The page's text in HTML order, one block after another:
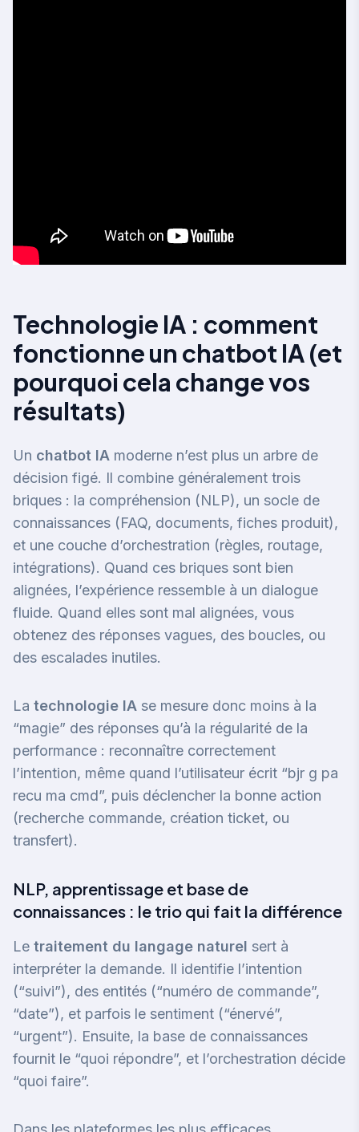
Technologie IA : comment
fonctionne un chatbot IA (et
pourquoi cela change vos
résultats)
Un chatbot IA moderne n’est plus un arbre de
décision figé. Il combine généralement trois
briques : la compréhension (NLP), un socle de
connaissances (FAQ, documents, fiches produit),
et une couche d’orchestration (règles, routage,
intégrations). Quand ces briques sont bien
alignées, l’expérience ressemble à un dialogue
fluide. Quand elles sont mal alignées, vous
obtenez des réponses vagues, des boucles, ou
des escalades inutiles.
La technologie IA se mesure donc moins à la
“magie” des réponses qu’à la régularité de la
performance : reconnaître correctement
l’intention, même quand l’utilisateur écrit “bjr g pa
recu ma cmd”, puis déclencher la bonne action
(recherche commande, création ticket, ou
transfert).
NLP, apprentissage et base de
connaissances : le trio qui fait la différence
Le traitement du langage naturel sert à
interpréter la demande. Il identifie l’intention
(“suivi”), des entités (“numéro de commande”,
“date”), et parfois le sentiment (“énervé”,
“urgent”). Ensuite, la base de connaissances
fournit le “quoi répondre”, et l’orchestration décide
“quoi faire”.